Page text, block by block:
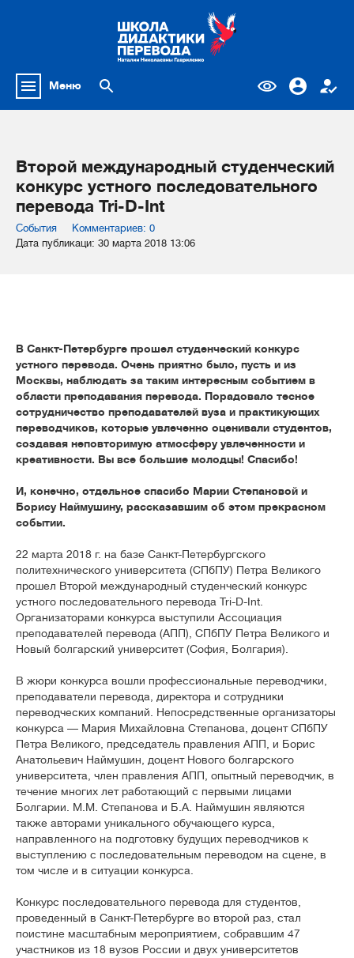
Меню
Второй международный студенческий
конкурс устного последовательного
перевода Tri-D-Int
События
Комментариев: 0
Дата публикаци: 30 марта 2018 13:06
В Санкт-Петербурге прошел студенческий конкурс
устного перевода. Очень приятно было, пусть и из
Москвы, наблюдать за таким интересным событием в
области преподавания перевода. Порадовало тесное
сотрудничество преподавателей вуза и практикующих
переводчиков, которые увлеченно оценивали студентов,
создавая неповторимую атмосферу увлеченности и
креативности. Вы все большие молодцы! Спасибо!
И, конечно, отдельное спасибо Марии Степановой и
Борису Наймушину, рассказавшим об этом прекрасном
событии.
22 марта 2018 г. на базе Санкт-Петербургского
политехнического университета (СПбПУ) Петра Великого
прошел Второй международный студенческий конкурс
устного последовательного перевода Tri-D-Int.
Организаторами конкурса выступили Ассоциация
преподавателей перевода (АПП), СПбПУ Петра Великого и
Новый болгарский университет (София, Болгария).
В жюри конкурса вошли профессиональные переводчики,
преподаватели перевода, директора и сотрудники
переводческих компаний. Непосредственные организаторы
конкурса — Мария Михайловна Степанова, доцент СПбПУ
Петра Великого, председатель правления АПП, и Борис
Анатольевич Наймушин, доцент Нового болгарского
университета, член правления АПП, опытный переводчик, в
течение многих лет работающий с первыми лицами
Болгарии. М.М. Степанова и Б.А. Наймушин являются
также авторами уникального обучающего курса,
направленного на подготовку будущих переводчиков к
выступлению с последовательным переводом на сцене, в
том числе и в ситуации конкурса.
Конкурс последовательного перевода для студентов,
проведенный в Санкт-Петербурге во второй раз, стал
поистине масштабным мероприятием, собравшим 47
участников из 18 вузов России и двух университетов